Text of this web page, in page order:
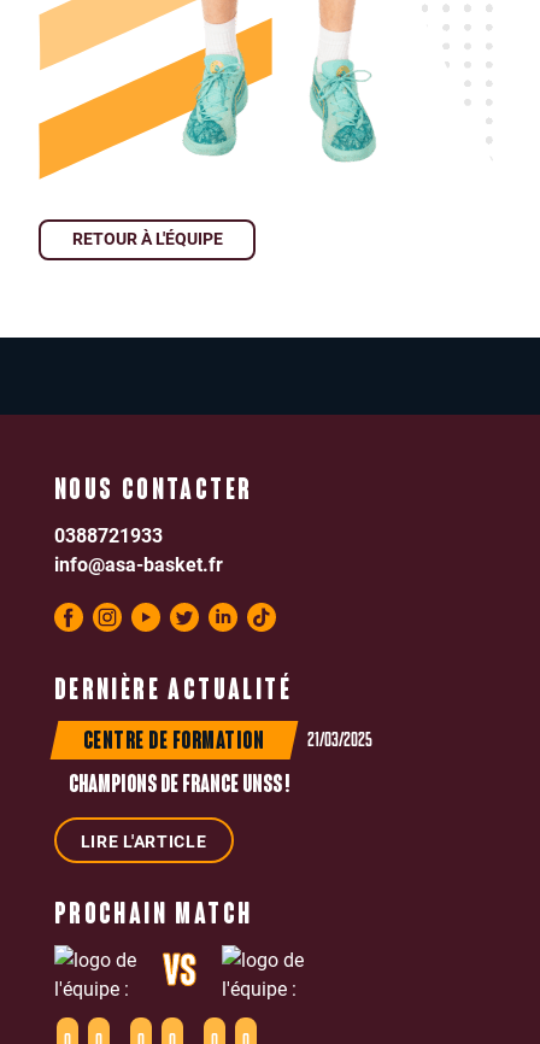
RETOUR À L'ÉQUIPE
DERNIÈRE ACTUALITÉ
CENTRE DE FORMATION 21/03/2025
CHAMPIONS DE FRANCE UNSS !
LIRE L'ARTICLE
NOUS CONTACTER
0388721933
info@asa-basket.fr
PROCHAIN MATCH
VS